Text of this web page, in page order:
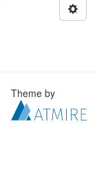
Theme by